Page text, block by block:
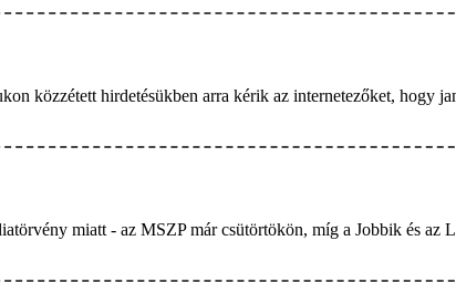
közzétett hirdetésükben arra kérik az internetezőket, hogy
miatt - az MSZP már csütörtökön, míg a Jobbik és az